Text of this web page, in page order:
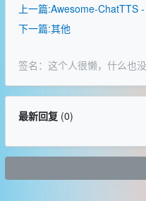
上一篇:Awesome-ChatTTS
下一篇:其他
签名：这个人很懒，什么也没
最新回复(0)